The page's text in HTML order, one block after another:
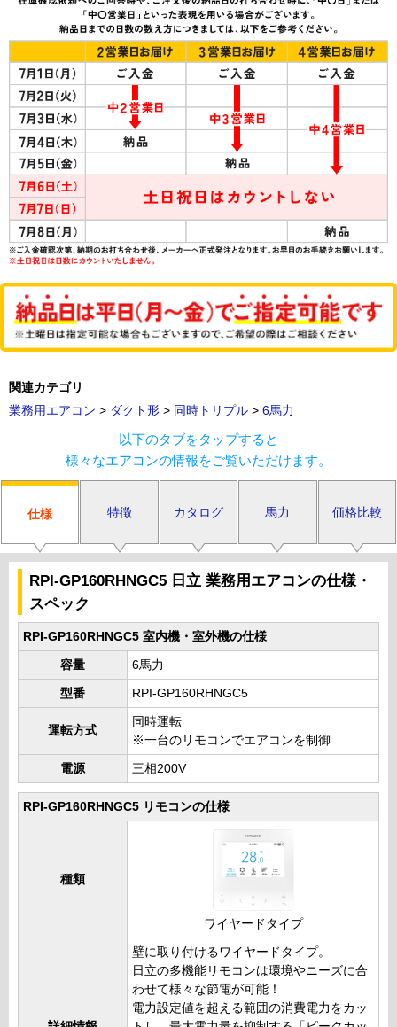
関連カテゴリ
業務用エアコン > ダクト形 > 同時トリプル > 6馬力
以下のタブをタップすると
様々なエアコンの情報をご覧いただけます。
仕様 特徴 カタログ 馬力 価格比較
RPI-GP160RHNGC5 日立 業務用エアコンの仕様・
スペック
RPI-GP160RHNGC5 室内機・室外機の仕様
容量 6馬力
型番 RPI-GP160RHNGC5
運転方式
同時運転
※一台のリモコンでエアコンを制御
電源 三相200V
RPI-GP160RHNGC5 リモコンの仕様
種類
ワイヤードタイプ
壁に取り付けるワイヤードタイプ。
日立の多機能リモコンは環境やニーズに合
わせて様々な節電が可能！
電力設定値を超える範囲の消費電力をカッ